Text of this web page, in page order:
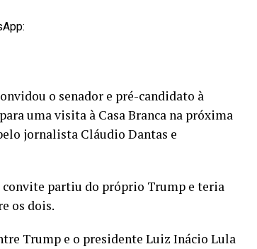
o senador e pré-candidato à
uma visita à Casa Branca na próxima
jornalista Cláudio Dantas e
convite partiu do próprio Trump e teria
os dois.
Trump e o presidente Luiz Inácio Lula